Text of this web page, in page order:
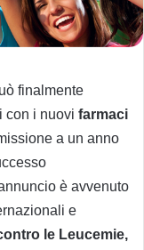
finalmente
con i nuovi farmaci
a un anno
è avvenuto
e
le Leucemie,